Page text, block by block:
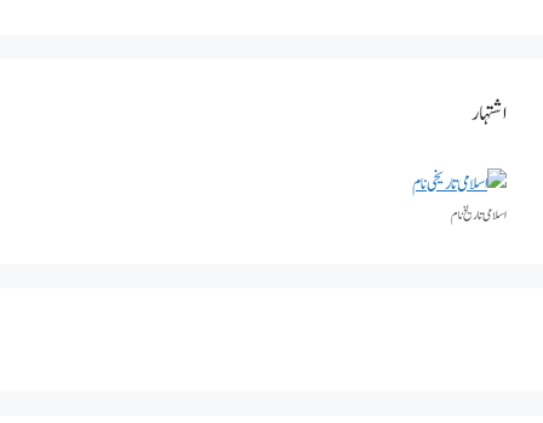
اشتہار
اسلامی تاریخٰ نام